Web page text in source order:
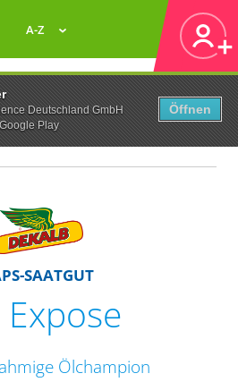
Deutschland GmbH
Play
Öffnen
A-Z
SAATGUT
Expose
Ölchampion